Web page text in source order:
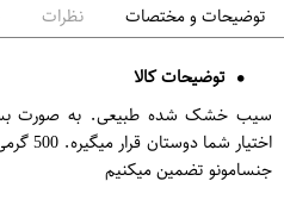
توضیحات و مختصات نظرات
توضیحات کالا
جنسامونو تضمین میکنیم